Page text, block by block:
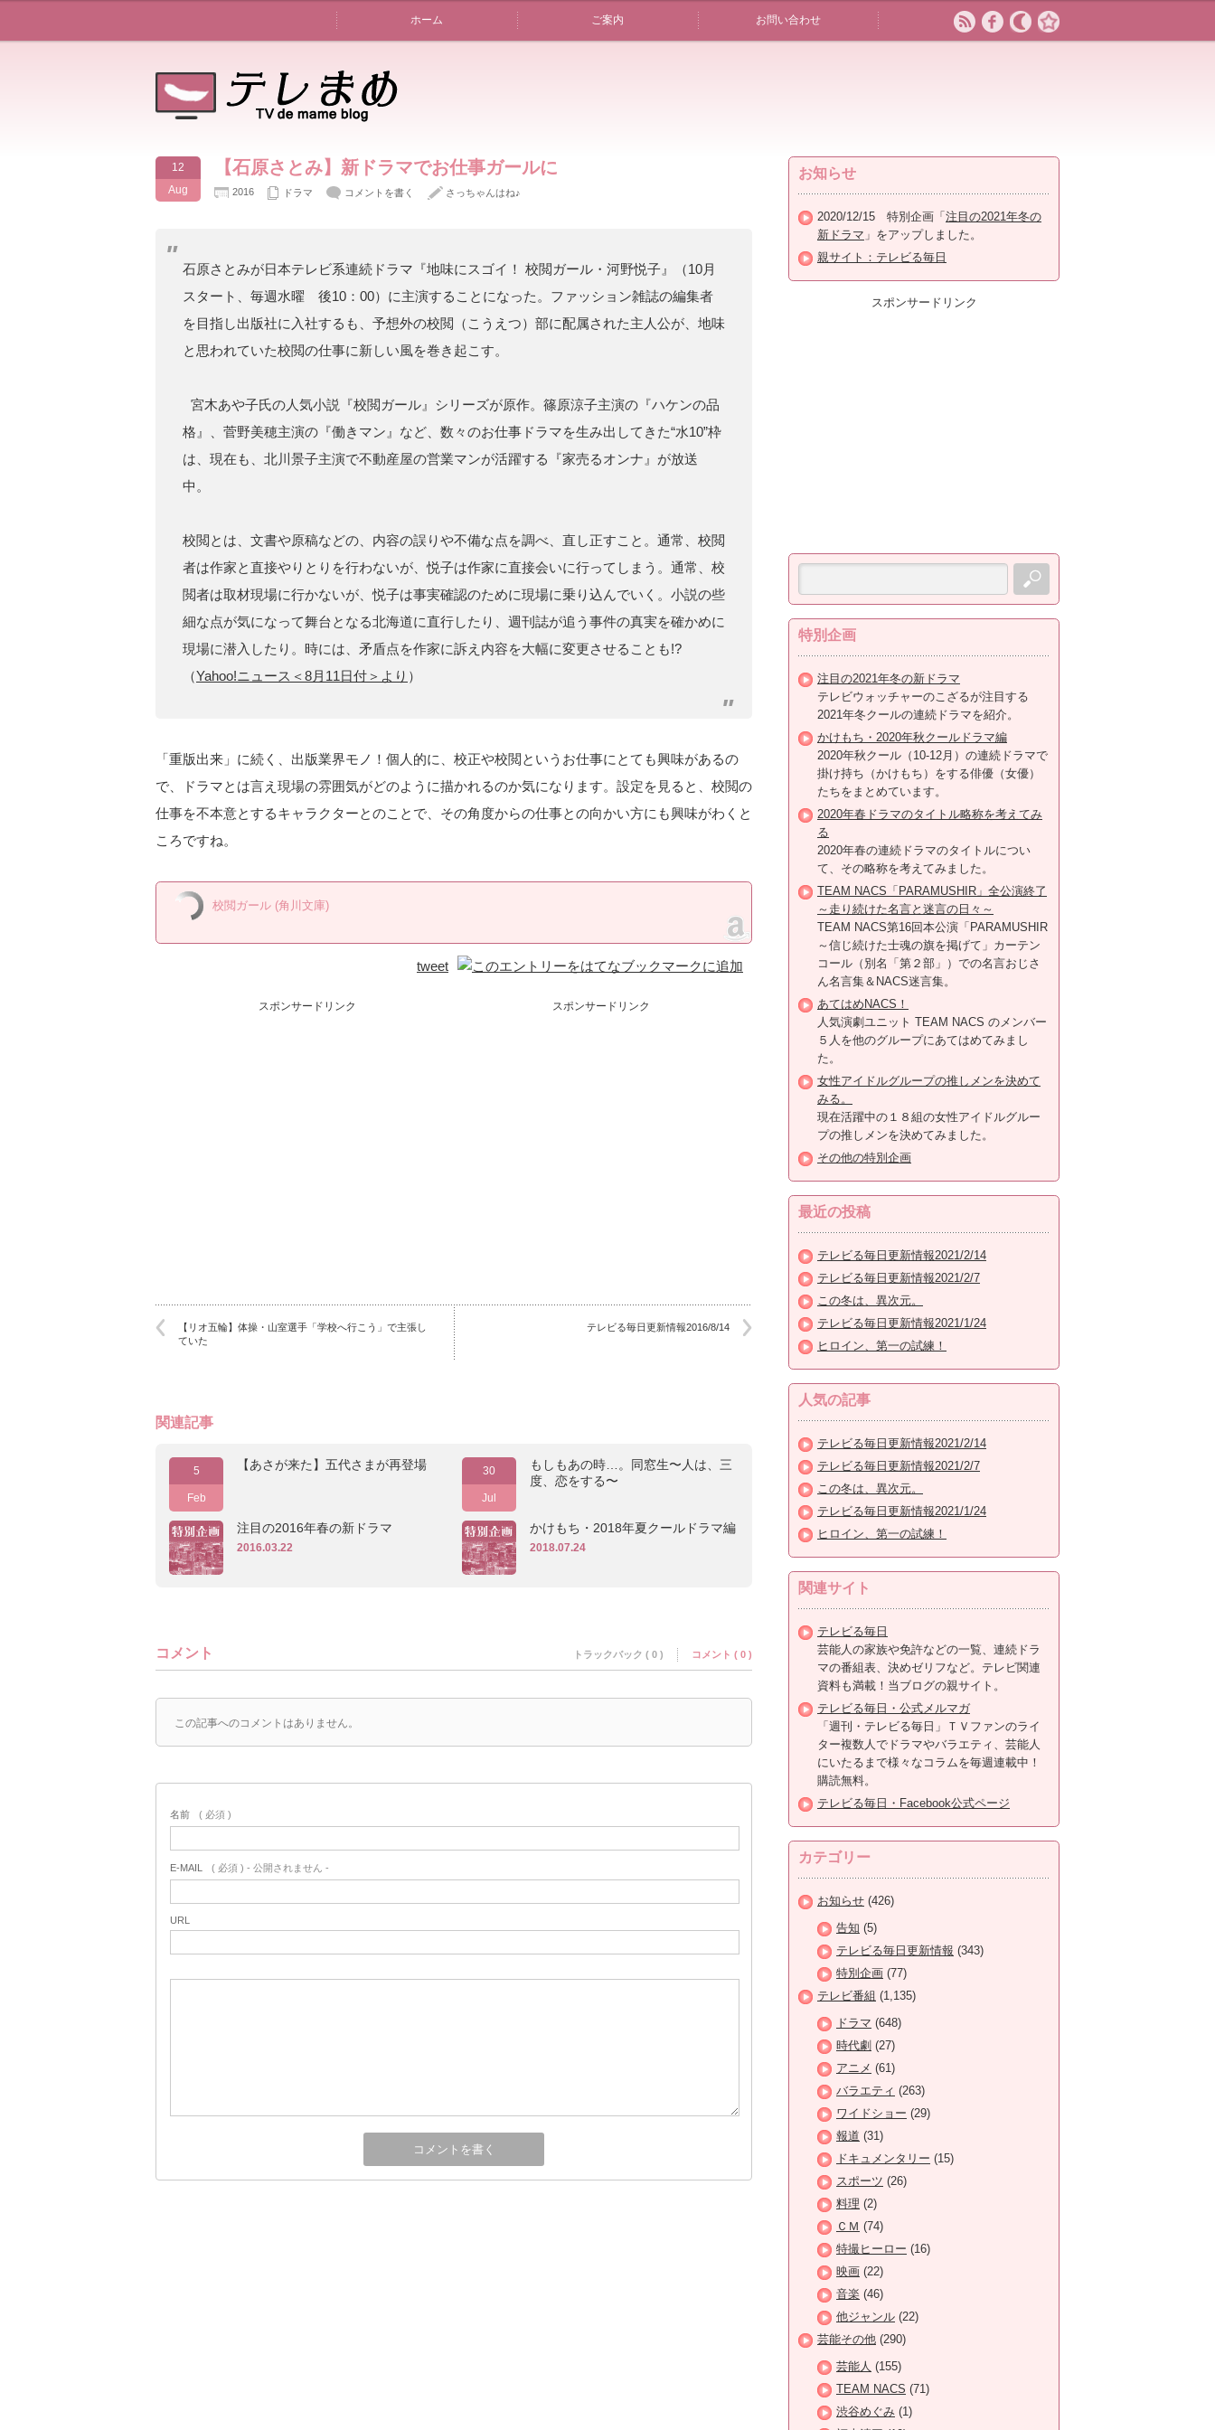
ホーム ご案内 お問い合わせ
12
Aug
【石原さとみ】新ドラマでお仕事ガールに
2016 ドラマ コメントを書く さっちゃんはね♪
石原さとみが日本テレビ系連続ドラマ『地味にスゴイ！ 校閲ガール・河野悦子』（10月
スタート、毎週水曜 後10：00）に主演することになった。ファッション雑誌の編集者
を目指し出版社に入社するも、予想外の校閲（こうえつ）部に配属された主人公が、地味
と思われていた校閲の仕事に新しい風を巻き起こす。
宮木あや子氏の人気小説『校閲ガール』シリーズが原作。篠原涼子主演の『ハケンの品
格』、菅野美穂主演の『働きマン』など、数々のお仕事ドラマを生み出してきた“水10”枠
は、現在も、北川景子主演で不動産屋の営業マンが活躍する『家売るオンナ』が放送
中。
校閲とは、文書や原稿などの、内容の誤りや不備な点を調べ、直し正すこと。通常、校閲
者は作家と直接やりとりを行わないが、悦子は作家に直接会いに行ってしまう。通常、校
閲者は取材現場に行かないが、悦子は事実確認のために現場に乗り込んでいく。小説の些
細な点が気になって舞台となる北海道に直行したり、週刊誌が追う事件の真実を確かめに
現場に潜入したり。時には、矛盾点を作家に訴え内容を大幅に変更させることも!?
（Yahoo!ニュース＜8月11日付＞より ）
「重版出来」に続く、出版業界モノ！個人的に、校正や校閲というお仕事にとても興味があるの
で、ドラマとは言え現場の雰囲気がどのように描かれるのか気になります。設定を見ると、校閲の
仕事を不本意とするキャラクターとのことで、その角度からの仕事との向かい方にも興味がわくと
ころですね。
校閲ガール (角川文庫)
tweet
スポンサードリンク スポンサードリンク
【リオ五輪】体操・山室選手「学校へ行こう」で主張し
ていた
テレビる毎日更新情報2016/8/14
関連記事
5
Feb
【あさが来た】五代さまが再登場 30
Jul
もしもあの時…。同窓生〜人は、三
度、恋をする〜
注目の2016年春の新ドラマ
2016.03.22
かけもち・2018年夏クールドラマ編
2018.07.24
コメント トラックバック ( 0 ) コメント ( 0 )
この記事へのコメントはありません。
名前 ( 必須 )
E-MAIL ( 必須 ) - 公開されません -
URL
お知らせ
2020/12/15 特別企画「 注目の2021年冬の
新ドラマ 」をアップしました。
親サイト：テレビる毎日
スポンサードリンク
特別企画
注目の2021年冬の新ドラマ
テレビウォッチャーのこざるが注目する
2021年冬クールの連続ドラマを紹介。
かけもち・2020年秋クールドラマ編
2020年秋クール（10-12月）の連続ドラマで
掛け持ち（かけもち）をする俳優（女優）
たちをまとめています。
2020年春ドラマのタイトル略称を考えてみ
る
2020年春の連続ドラマのタイトルについ
て、その略称を考えてみました。
TEAM NACS「PARAMUSHIR」全公演終了
～走り続けた名言と迷言の日々～
TEAM NACS第16回本公演「PARAMUSHIR
～信じ続けた士魂の旗を掲げて」カーテン
コール（別名「第２部」）での名言おじさ
ん名言集＆NACS迷言集。
あてはめNACS！
人気演劇ユニット TEAM NACS のメンバー
５人を他のグループにあてはめてみまし
た。
女性アイドルグループの推しメンを決めて
みる。
現在活躍中の１８組の女性アイドルグルー
プの推しメンを決めてみました。
その他の特別企画
最近の投稿
テレビる毎日更新情報2021/2/14
テレビる毎日更新情報2021/2/7
この冬は、異次元。
テレビる毎日更新情報2021/1/24
ヒロイン、第一の試練！
人気の記事
テレビる毎日更新情報2021/2/14
テレビる毎日更新情報2021/2/7
この冬は、異次元。
テレビる毎日更新情報2021/1/24
ヒロイン、第一の試練！
関連サイト
テレビる毎日
芸能人の家族や免許などの一覧、連続ドラ
マの番組表、決めゼリフなど。テレビ関連
資料も満載！当ブログの親サイト。
テレビる毎日・公式メルマガ
「週刊・テレビる毎日」ＴＶファンのライ
ター複数人でドラマやバラエティ、芸能人
にいたるまで様々なコラムを毎週連載中！
購読無料。
テレビる毎日・Facebook公式ページ
カテゴリー
お知らせ (426)
告知 (5)
テレビる毎日更新情報 (343)
特別企画 (77)
テレビ番組 (1,135)
ドラマ (648)
時代劇 (27)
アニメ (61)
バラエティ (263)
ワイドショー (29)
報道 (31)
ドキュメンタリー (15)
スポーツ (26)
料理 (2)
ＣＭ (74)
特撮ヒーロー (16)
映画 (22)
音楽 (46)
他ジャンル (22)
芸能その他 (290)
芸能人 (155)
TEAM NACS (71)
渋谷めぐみ (1)